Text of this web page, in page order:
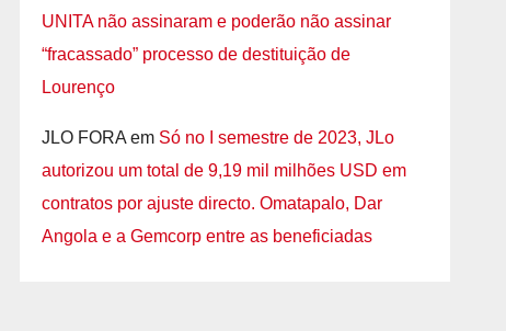
UNITA não assinaram e poderão não assinar
“fracassado” processo de destituição de
Lourenço
JLO FORA em Só no I semestre de 2023, JLo
autorizou um total de 9,19 mil milhões USD em
contratos por ajuste directo. Omatapalo, Dar
Angola e a Gemcorp entre as beneficiadas